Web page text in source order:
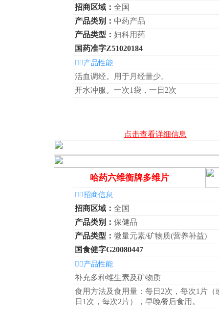
招商区域： 全国
产品类别： 中药产品
产品类型： 妇科用药
国药准字Z51020184
◆产品性能
活血调经。用于月经量少。
开水冲服。一次1袋，一日2次
点击查看详细信息
哈药六维衡牌多维片
◆招商信息
招商区域： 全国
产品类别： 保健品
产品类型： 微量元素/矿物质(营养补益)
国食健字G20080447
◆产品性能
补充多种维生素及矿物质
食用方法及食用量：每日2次，每次1片（
日1次，每次2片），早晚餐后食用。